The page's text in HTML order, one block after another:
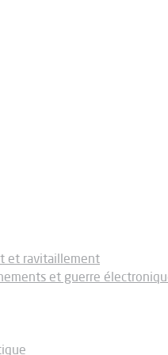
et ravitaillement
et guerre